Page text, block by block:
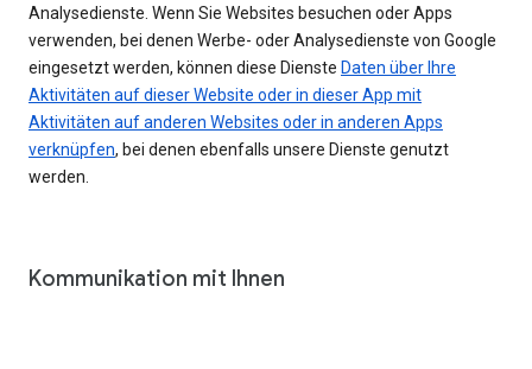
Analysedienste. Wenn Sie Websites besuchen oder Apps
verwenden, bei denen Werbe- oder Analysedienste von Google
eingesetzt werden, können diese Dienste Daten über Ihre
Aktivitäten auf dieser Website oder in dieser App mit
Aktivitäten auf anderen Websites oder in anderen Apps
verknüpfen, bei denen ebenfalls unsere Dienste genutzt
werden.
Kommunikation mit Ihnen